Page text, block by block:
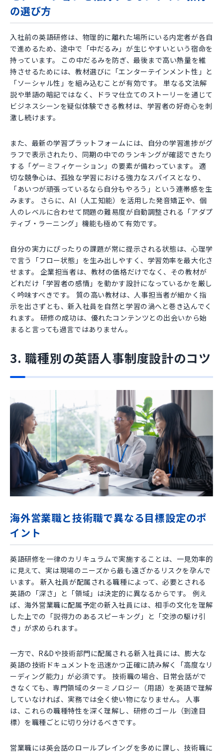
の選び方
入社前の英語研修は、物理的に離れた場所にいる内定者が各自
で進めるため、途中で「中だるみ」が生じやすいという宿命を
持っています。 この中だるみを防ぎ、最後まで高い熱量を維
持させるためには、教材選びに「エンターテインメント性」と
「ソーシャル性」を組み込むことが有効です。 単なる文法解
説や単語の暗記ではなく、ドラマ仕立てのストーリーを通じて
ビジネスシーンを疑似体験できる教材は、学習者の好奇心を刺
激し続けます。
また、最新の学習プラットフォームには、自分の学習進捗がグ
ラフで表示されたり、同期の中でのランキングが確認できたり
する「ゲーミフィケーション」の要素が備わっています。 適
切な競争心は、孤独な学習における強力なスパイスとなり、
「あいつが頑張っているなら自分もやろう」という連帯感を生
みます。 さらに、AI（人工知能）を活用した発音矯正や、個
人のレベルに合わせて問題の難易度が自動調整される「アダプ
ティブ・ラーニング」機能も極めて有効です。
自分の実力にぴったりの課題が常に提示される状態は、心理学
で言う「フロー状態」を生み出しやすく、学習効率を最大化さ
せます。 企業担当者は、教材の価格だけでなく、その教材が
どれだけ「学習者の感情」を動かす設計になっているかを厳し
く吟味すべきです。 質の高い教材は、人事担当者が細かく指
示を出さずとも、新入社員を自然と学習の渦へと巻き込んでく
れます。 研修の成功は、優れたコンテンツとの出会いから始
まると言っても過言ではありません。
3. 職種別の英語人事制度設計のコツ
海外営業職と技術職で異なる目標設定のポ
イント
英語研修を一律のカリキュラムで実施することは、一見効率的
に見えて、実は現場のニーズから最も遠ざかるリスクを孕んで
います。 新入社員が配属される職種によって、必要とされる
英語の「深さ」と「領域」は決定的に異なるからです。 例え
ば、海外営業職に配属予定の新入社員には、相手の文化を理解
した上での「説得力のあるスピーキング」と「交渉の駆け引
き」が求められます。
一方で、R&Dや技術部門に配属される新入社員には、膨大な
英語の技術ドキュメントを迅速かつ正確に読み解く「高度なリ
ーディング能力」が必須です。 技術職の場合、日常会話がで
きなくても、専門領域のターミノロジー（用語）を英語で理解
していなければ、実務では全く使い物になりません。 人事
は、これらの職種特性を深く理解し、研修のゴール（到達目
標）を職種ごとに切り分けるべきです。
営業職には英会話のロールプレイングを多めに課し、技術職に